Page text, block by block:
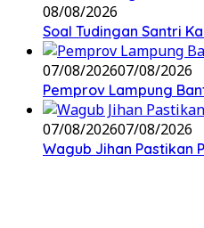
08/08/2026
Soal Tudingan Santri
07/08/202607/08/2026
Pemprov Lampung
07/08/202607/08/2026
Wagub Jihan Pastikan